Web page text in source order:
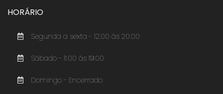
HORÁRIO
Segunda a sexta - 12:00 ás 20:00
Sábado - 11:00 ás 19:00
Domingo - Encerrado